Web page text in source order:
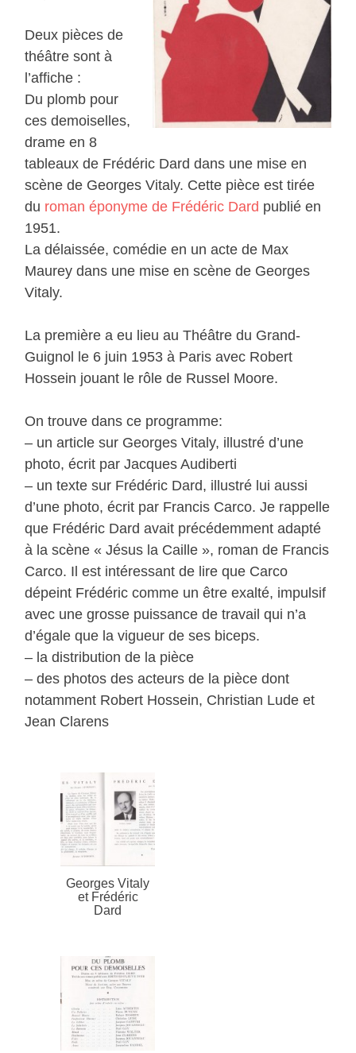
Deux pièces de
théâtre sont à
l’affiche :
Du plomb pour
ces demoiselles,
drame en 8
tableaux de Frédéric Dard dans une mise en
scène de Georges Vitaly. Cette pièce est tirée
du roman éponyme de Frédéric Dard publié en
1951.
La délaissée, comédie en un acte de Max
Maurey dans une mise en scène de Georges
Vitaly.
La première a eu lieu au Théâtre du Grand-
Guignol le 6 juin 1953 à Paris avec Robert
Hossein jouant le rôle de Russel Moore.
On trouve dans ce programme:
– un article sur Georges Vitaly, illustré d’une
photo, écrit par Jacques Audiberti
– un texte sur Frédéric Dard, illustré lui aussi
d’une photo, écrit par Francis Carco. Je rappelle
que Frédéric Dard avait précédemment adapté
à la scène « Jésus la Caille », roman de Francis
Carco. Il est intéressant de lire que Carco
dépeint Frédéric comme un être exalté, impulsif
avec une grosse puissance de travail qui n’a
d’égale que la vigueur de ses biceps.
– la distribution de la pièce
– des photos des acteurs de la pièce dont
notamment Robert Hossein, Christian Lude et
Jean Clarens
Georges Vitaly
et Frédéric
Dard